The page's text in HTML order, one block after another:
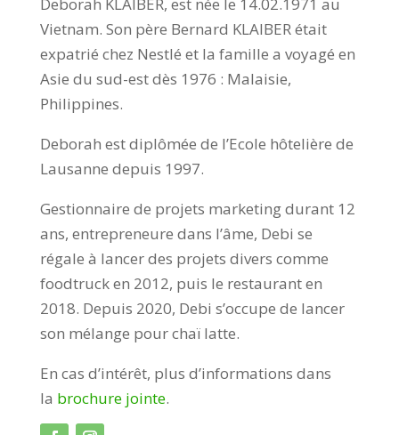
Deborah KLAIBER, est née le 14.02.1971 au
Vietnam. Son père Bernard KLAIBER était
expatrié chez Nestlé et la famille a voyagé en
Asie du sud-est dès 1976 : Malaisie,
Philippines.
Deborah est diplômée de l’Ecole hôtelière de
Lausanne depuis 1997.
Gestionnaire de projets marketing durant 12
ans, entrepreneure dans l’âme, Debi se
régale à lancer des projets divers comme
foodtruck en 2012, puis le restaurant en
2018. Depuis 2020, Debi s’occupe de lancer
son mélange pour chaï latte.
​En cas d’intérêt, plus d’informations dans
la brochure jointe.